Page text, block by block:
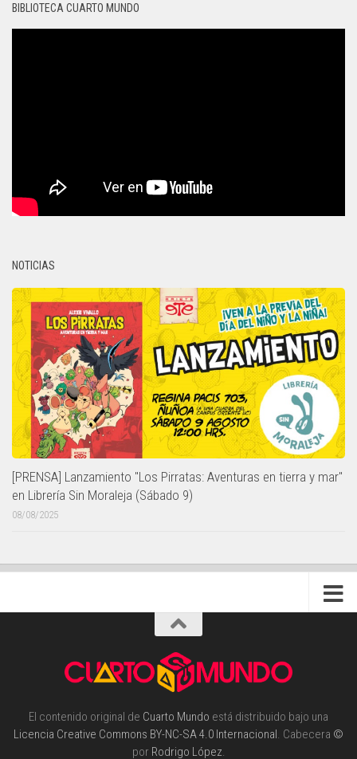
BIBLIOTECA CUARTO MUNDO
NOTICIAS
[PRENSA] Lanzamiento "Los Pirratas: Aventuras en tierra y mar"
en Librería Sin Moraleja (Sábado 9)
08/08/2025
El contenido original de Cuarto Mundo está distribuido bajo una
Licencia Creative Commons BY-NC-SA 4.0 Internacional . Cabecera ©
por Rodrigo López.